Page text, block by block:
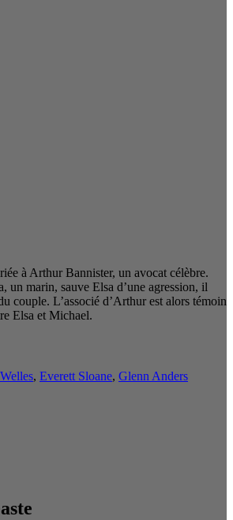
à Arthur Bannister, un avocat célèbre.
un marin, sauve Elsa d’une agression, il
couple. L’associé d’Arthur est alors témoin
Elsa et Michael.
, Everett Sloane, Glenn Anders